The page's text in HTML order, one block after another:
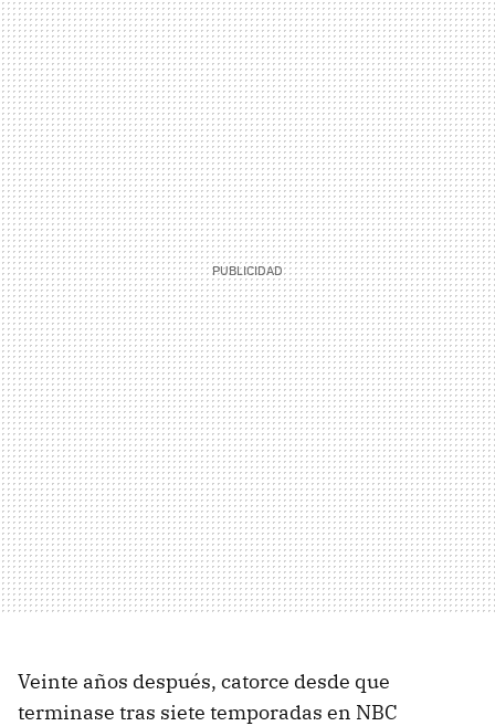
Veinte años después, catorce desde que
terminase tras siete temporadas en NBC